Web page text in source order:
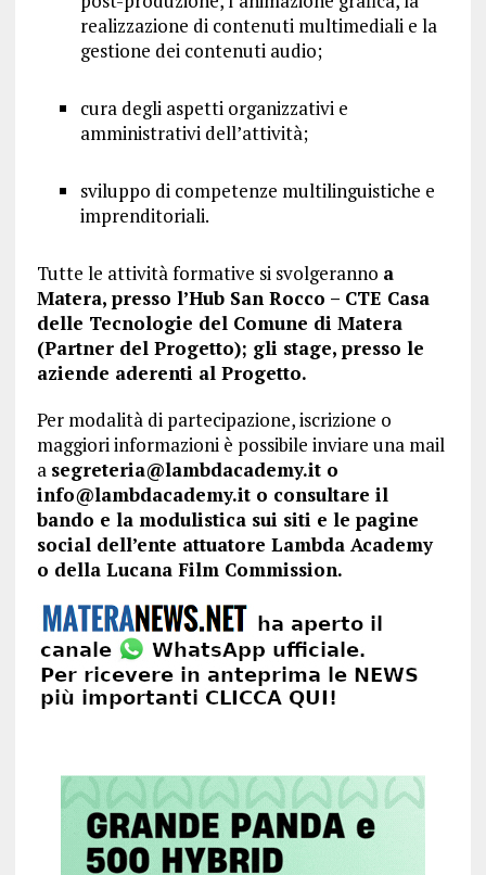
realizzazione di contenuti multimediali e la
gestione dei contenuti audio;
cura degli aspetti organizzativi e
amministrativi dell’attività;
sviluppo di competenze multilinguistiche e
imprenditoriali.
Tutte le attività formative si svolgeranno a
Matera, presso l’Hub San Rocco – CTE Casa
delle Tecnologie del Comune di Matera
(Partner del Progetto); gli stage, presso le
aziende aderenti al Progetto.
Per modalità di partecipazione, iscrizione o
maggiori informazioni è possibile inviare una mail
a segreteria@lambdacademy.it o
info@lambdacademy.it o consultare il
bando e la modulistica sui siti e le pagine
social dell’ente attuatore Lambda Academy
o della Lucana Film Commission.